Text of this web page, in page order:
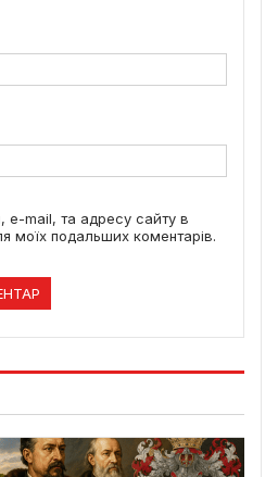
e-mail, та адресу сайту в
моїх подальших коментарів.